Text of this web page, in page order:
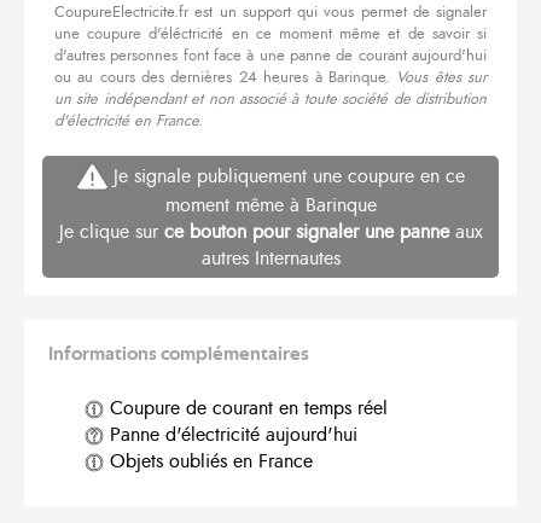
CoupureElectricite.fr est un support qui vous permet de signaler
une coupure d'éléctricité en ce moment même et de savoir si
d'autres personnes font face à une panne de courant aujourd'hui
ou au cours des dernières 24 heures à Barinque. Vous êtes sur
un site indépendant et non associé à toute société de distribution
d'électricité en France.
Je signale publiquement une coupure en ce
moment même à Barinque
Je clique sur ce bouton pour signaler une panneaux
autres Internautes
Informations complémentaires
Coupure de courant en temps réel
Panne d'électricité aujourd'hui
Objets oubliés en France